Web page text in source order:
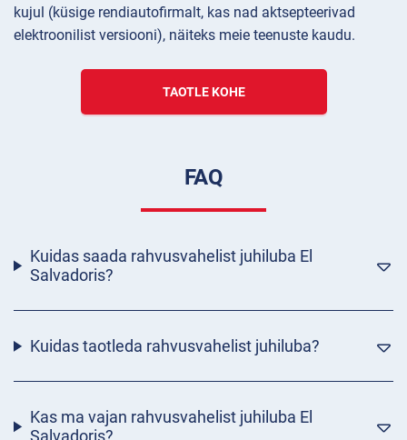
kujul (küsige rendiautofirmalt, kas nad aktsepteerivad
elektroonilist versiooni), näiteks meie teenuste kaudu.
TAOTLE KOHE
FAQ
Kuidas saada rahvusvahelist juhiluba El
Salvadoris?
Kuidas taotleda rahvusvahelist juhiluba?
Kas ma vajan rahvusvahelist juhiluba El